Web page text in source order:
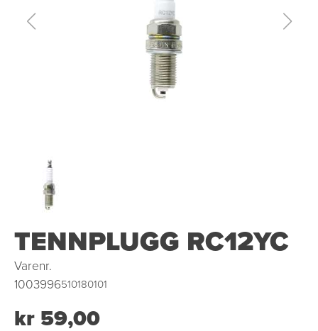
SNØSCOOTER
TENNPLUGG RC12YC
Varenr.
1003996510180101
kr 59,00